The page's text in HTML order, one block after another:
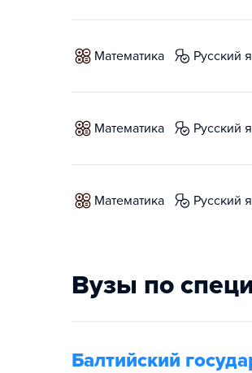
математика русский
математика русский
математика русский
Вузы по
Балтийский